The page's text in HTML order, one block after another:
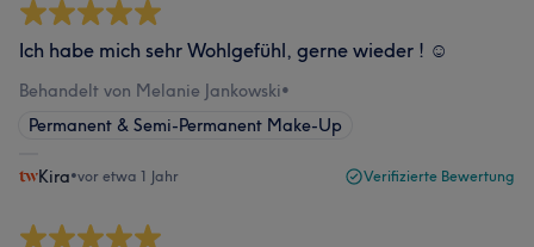
Ich habe mich sehr Wohlgefühl, gerne wieder ! ☺️
Behandelt von Melanie Jankowski•
Permanent & Semi-Permanent Make-Up
Kira•vor etwa 1 Jahr Verifizierte Bewertung